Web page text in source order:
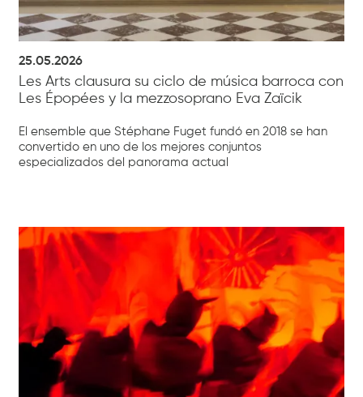
25.05.2026
Les Arts clausura su ciclo de música barroca con
Les Épopées y la mezzosoprano Eva Zaïcik
El ensemble que Stéphane Fuget fundó en 2018 se han
convertido en uno de los mejores conjuntos
especializados del panorama actual